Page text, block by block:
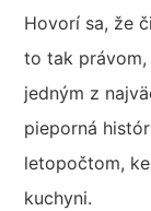
Hovorí sa, že
to tak
jedným z
pieporná
letopočtom,
kuchyni.